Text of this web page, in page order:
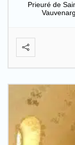
Prieuré de